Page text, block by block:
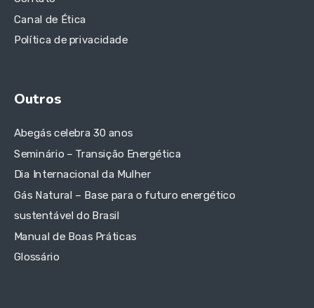
Canal de Ética
Política de privacidade
Outros
Abegás celebra 30 anos
Seminário – Transição Energética
Dia Internacional da Mulher
Gás Natural – Base para o futuro energético
sustentável do Brasil
Manual de Boas Práticas
Glossário